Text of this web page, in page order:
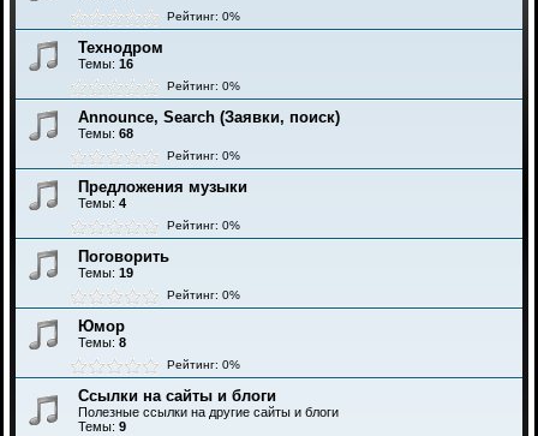
Рейтинг: 0%
Технодром
Темы: 16
Рейтинг: 0%
Announce, Search (Заявки, поиск)
Темы: 68
Рейтинг: 0%
Предложения музыки
Темы: 4
Рейтинг: 0%
Поговорить
Темы: 19
Рейтинг: 0%
Юмор
Темы: 8
Рейтинг: 0%
Ссылки на сайты и блоги
Полезные ссылки на другие сайты и блоги
Темы: 9